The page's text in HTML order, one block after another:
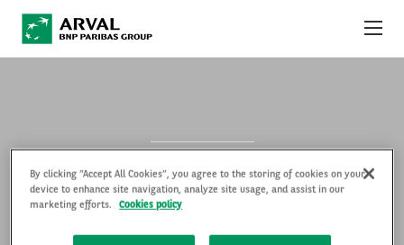
JEEP
ARVAL YRITYKSENÄ
By clicking “Accept All Cookies”, you agree to the storing of cookies on your
device to enhance site navigation, analyze site usage, and assist in our
marketing efforts.
Cookies policy